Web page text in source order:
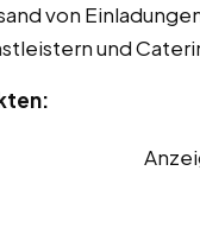
von
und